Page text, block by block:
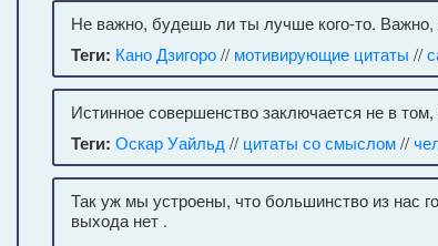
Не важно, будешь ли ты лучше кого-то.
Теги: Кано Дзигоро// мотивирующие цитаты //
Истинное совершенство заключается не в
Теги: Оскар Уайльд // цитаты со смыслом//
Так уж мы устроены, что большинство из нас
выхода нет .